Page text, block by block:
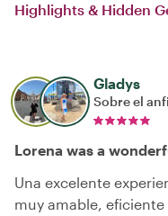
Highlights & Hidden
Gladys
Sobre el
Lorena was a
Una excelente
muy amable,